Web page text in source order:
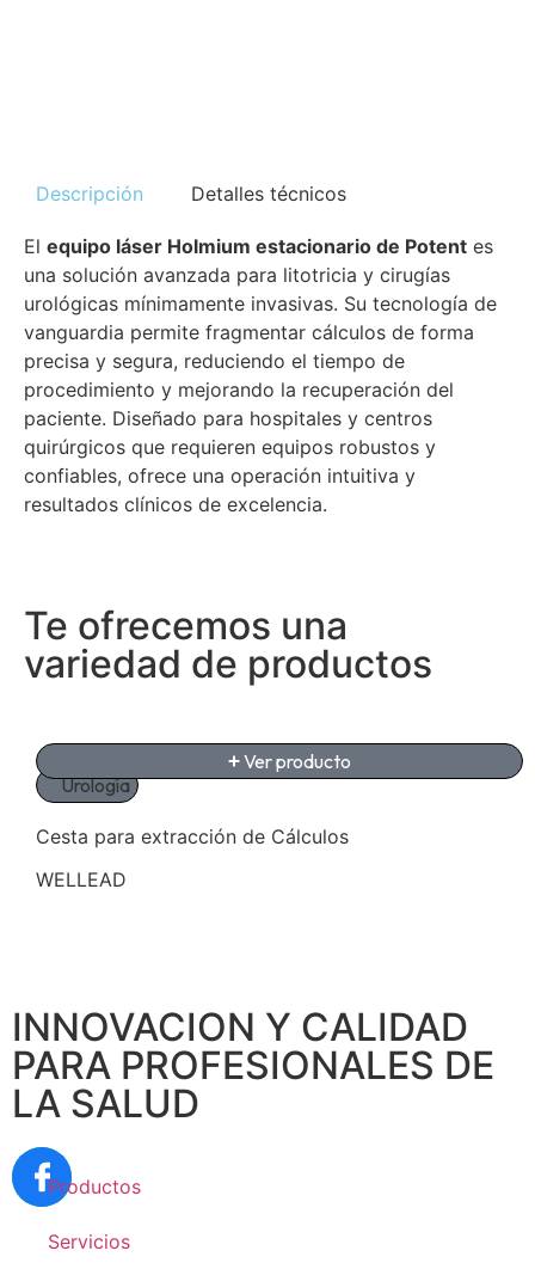
Descripción Detalles técnicos
El equipo láser Holmium estacionario de Potent es
una solución avanzada para litotricia y cirugías
urológicas mínimamente invasivas. Su tecnología de
vanguardia permite fragmentar cálculos de forma
precisa y segura, reduciendo el tiempo de
procedimiento y mejorando la recuperación del
paciente. Diseñado para hospitales y centros
quirúrgicos que requieren equipos robustos y
confiables, ofrece una operación intuitiva y
resultados clínicos de excelencia.
Te ofrecemos una
variedad de productos
Urología
Cesta para extracción de Cálculos
WELLEAD
Ver producto
INNOVACION Y CALIDAD
PARA PROFESIONALES DE
LA SALUD
Productos
Servicios